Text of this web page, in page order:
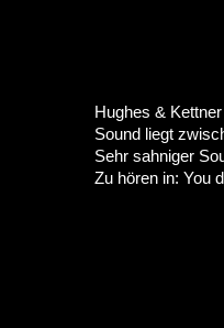
Hughes &
Sound liegt
Sehr sahniger
Zu hören in: You